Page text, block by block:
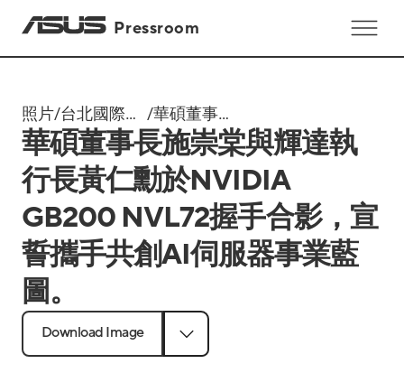
Pressroom
照片/台北國際電
腦展
Computex
2024
/華碩董事長
施崇棠與輝
達執行長黃
仁勳於
NVIDIA
GB200
NVL72握手
攜手共創AI
伺服器事業
藍圖。
華碩董事長施崇棠與輝達執
行長黃仁勳於NVIDIA
GB200 NVL72握手合影，宣
誓攜手共創AI伺服器事業藍
圖。
Download Image